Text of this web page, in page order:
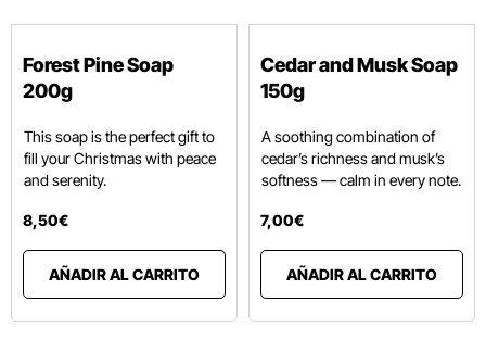
Forest Pine Soap
200g
This soap is the perfect gift to
fill your Christmas with peace
and serenity.
8,50€
AÑADIR AL CARRITO
Cedar and Musk Soap
150g
A soothing combination of
cedar’s richness and musk’s
softness — calm in every note.
7,00€
AÑADIR AL CARRITO